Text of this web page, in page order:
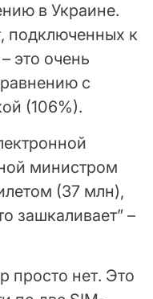
в Украине.
подключенных к
это очень
с
(106%).
министром
(37 млн),
зашкаливает” –
просто нет. Это